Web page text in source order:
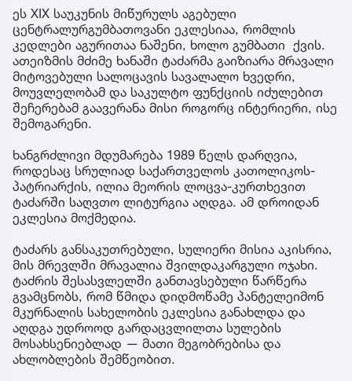
ეს XIX საუკუნის მიწურულს აგებული
ცენტრალურგუმბათოვანი ეკლესიაა, რომლის
კედლები აგურითაა ნაშენი, ხოლო გუმბათი ქვის.
ათეიზმის მძიმე ხანაში ტაძარმა გაიზიარა მრავალი
მიტოვებული სალოცავის სავალალო ხვედრი,
მოუვლელობამ და საკულტო ფუნქციის იძულებით
შეჩერებამ გაავერანა მისი როგორც ინტერიერი, ისე
შემოგარენი.
ხანგრძლივი მდუმარება 1989 წელს დარღვია,
როდესაც სრულიად საქართველოს კათოლიკოს-
პატრიარქის, ილია მეორის ლოცვა-კურთხევით
ტაძარში საღვთო ლიტურგია აღდგა. ამ დროიდან
ეკლესია მოქმედია.
ტაძარს განსაკუთრებული, სულიერი მისია აკისრია,
მის მრევლში მრავალია შვილდაკარგული ოჯახი.
ტაძრის შესასვლელში განთავსებული წარწერა
გვამცნობს, რომ წმიდა დიდმოწამე პანტელეიმონ
მკურნალის სახელობის ეკლესია განახლდა და
აღდგა უდროოდ გარდაცვლილთა სულების
მოსახსენიებლად — მათი მეგობრებისა და
ახლობლების შემწეობით.